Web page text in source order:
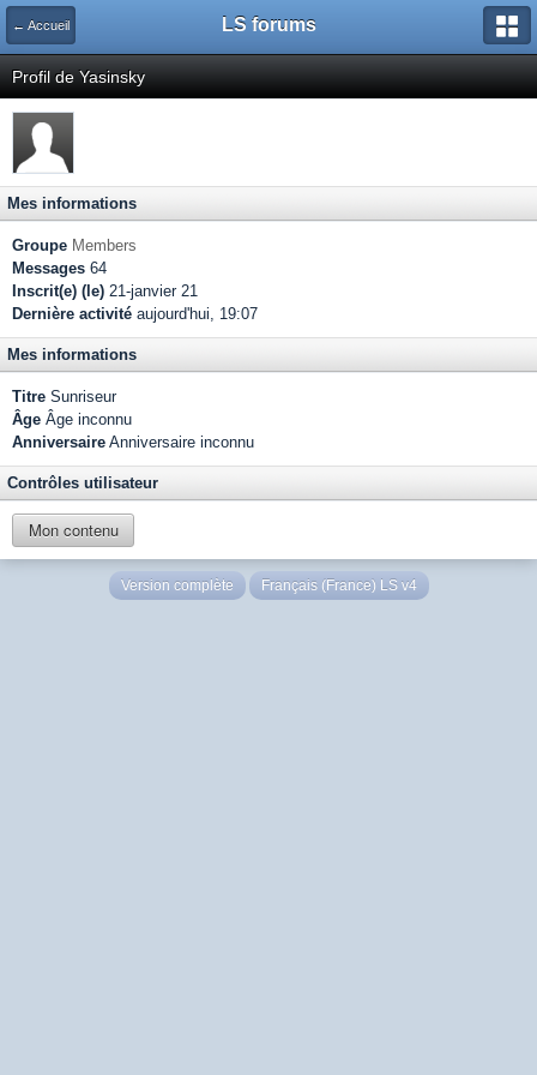
← Accueil LS forums
Profil de Yasinsky
Mes informations
Groupe Members
Messages 64
Inscrit(e) (le) 21-janvier 21
Dernière activité aujourd'hui, 19:07
Mes informations
Titre Sunriseur
Âge Âge inconnu
Anniversaire Anniversaire inconnu
Contrôles utilisateur
Mon contenu
Version complète Français (France) LS v4